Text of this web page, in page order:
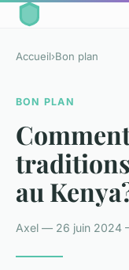
Accueil›Bon plan
BON PLAN
au
Axel — 26 juin 2024